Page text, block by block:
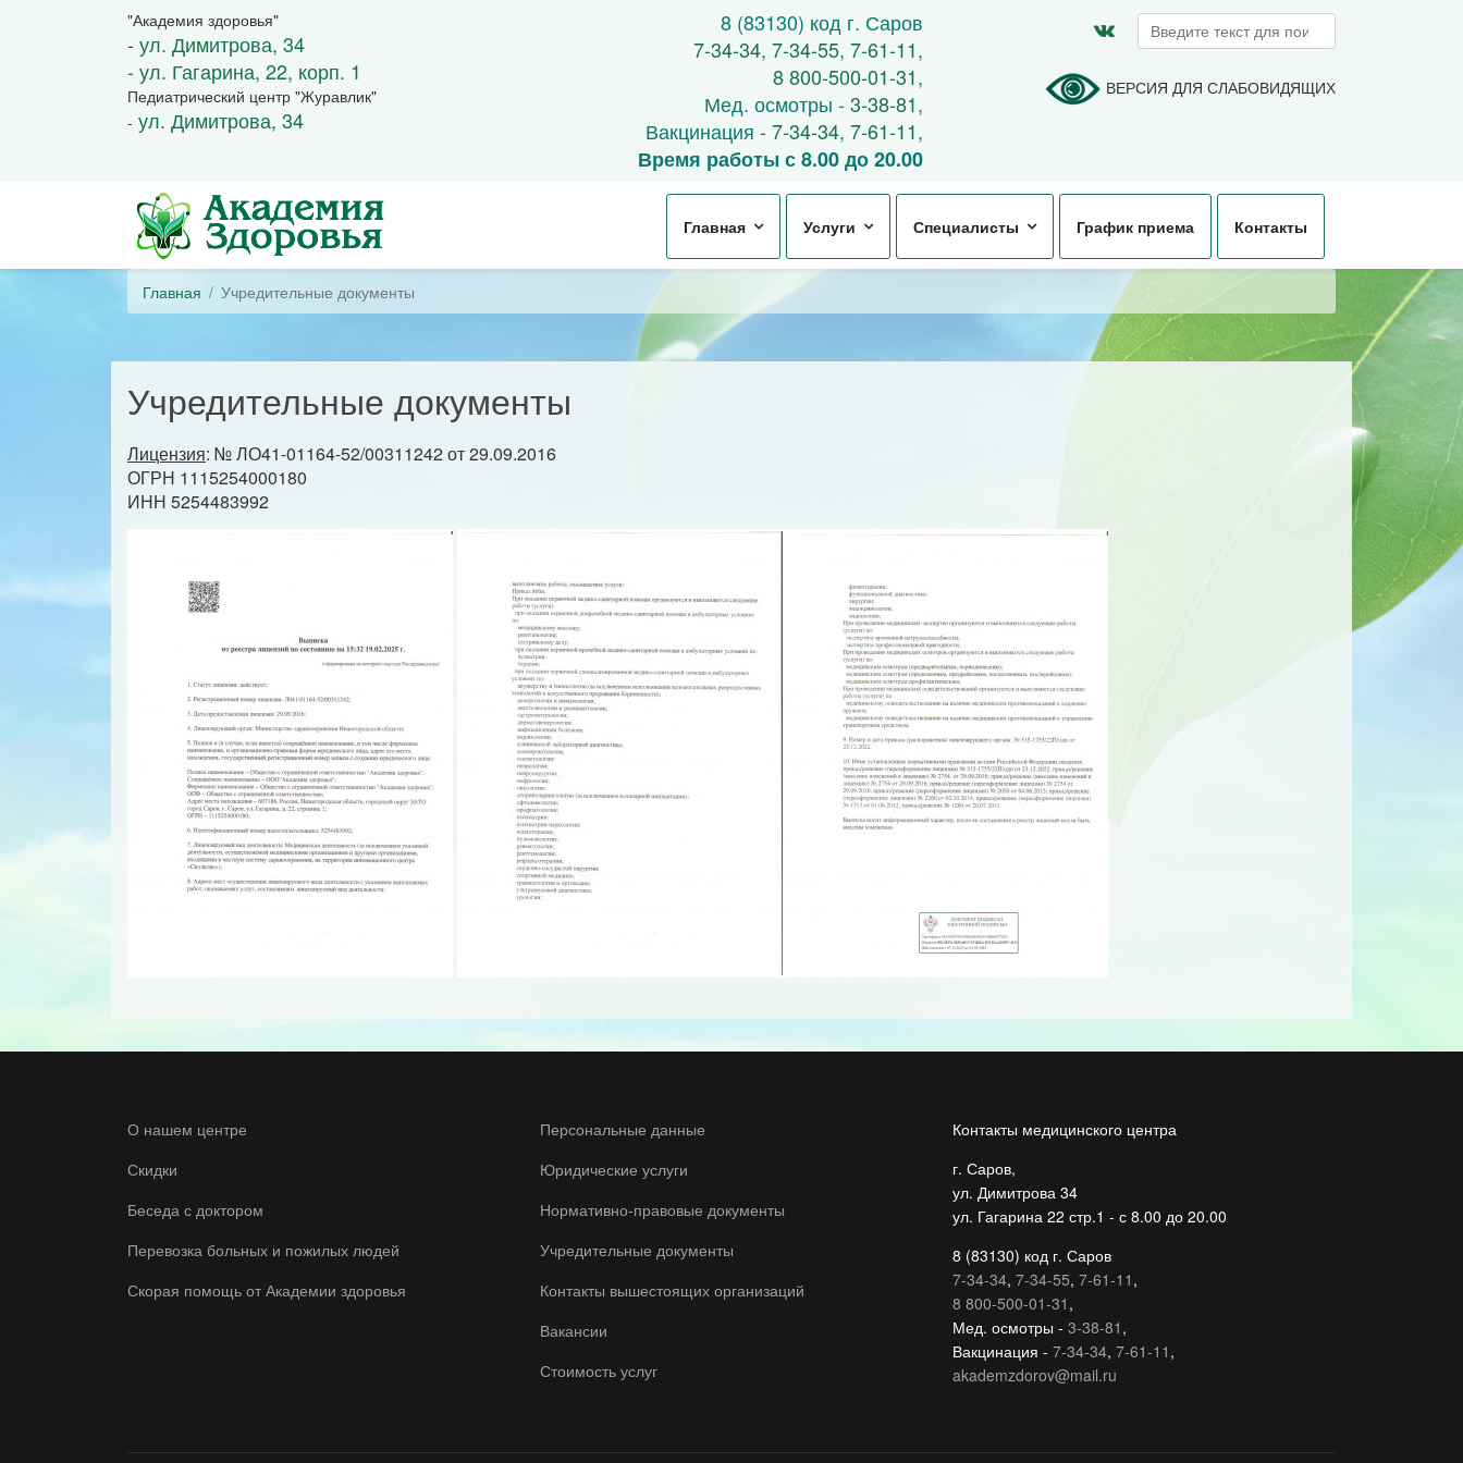
"Академия здоровья"
- ул. Димитрова, 34
- ул. Гагарина, 22, корп. 1
Педиатрический центр "Журавлик"
- ул. Димитрова, 34
8 (83130) код г. Саров
7-34-34,7-34-55,7-61-11,
8 800-500-01-31,
Мед. осмотры -3-38-81,
Вакцинация -7-34-34,7-61-11,
Время работы с 8.00 до 20.00
Искать...
ВЕРСИЯ ДЛЯ СЛАБОВИДЯЩИХ
Главная Услуги Специалисты График приема Контакты
Главная Учредительные документы
Учредительные документы
Лицензия: № ЛО41-01164-52/00311242 от 29.09.2016
ОГРН 1115254000180
ИНН 5254483992
О нашем центре
Скидки
Беседа с доктором
Перевозка больных и пожилых людей
Скорая помощь от Академии здоровья
Персональные данные
Юридические услуги
Нормативно-правовые документы
Учредительные документы
Контакты вышестоящих организаций
Вакансии
Стоимость услуг
Контакты медицинского центра
г. Саров,
ул. Димитрова 34
ул. Гагарина 22 стр.1 - с 8.00 до 20.00
8 (83130) код г. Саров
7-34-34, 7-34-55, 7-61-11 ,
8 800-500-01-31 ,
Мед. осмотры - 3-38-81 ,
Вакцинация - 7-34-34, 7-61-11 ,
akademzdorov@mail.ru